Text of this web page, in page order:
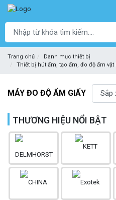
Trang chủ
Danh mục thiết bị
Thiết bị hút ẩm, tạo ẩm, đo độ ẩm
MÁY ĐO ĐỘ ẨM GIẤY
THƯƠNG HIỆU NỔI BẬT